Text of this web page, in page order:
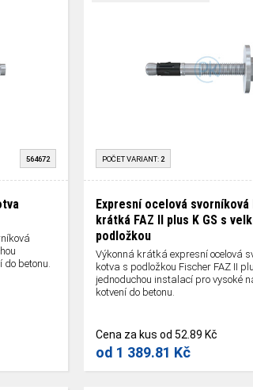
564672
do betonu.
POČET VARIANT: 2
Expresní ocelová svorníková
krátká FAZ II plus K GS s
podložkou
Výkonná krátká expresní ocelová
kotva s podložkou Fischer FAZ II
jednoduchou instalací pro vysoké
kotvení do betonu.
Cena za kus od 52.89 Kč
od 1 389.81 Kč